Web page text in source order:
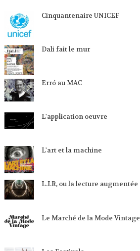
Cinquantenaire UNICEF
Dali fait le mur
Erró au MAC
L'application oeuvre
L'art et la machine
L.I.R, ou la lecture augmentée
Le Marché de la Mode Vintage